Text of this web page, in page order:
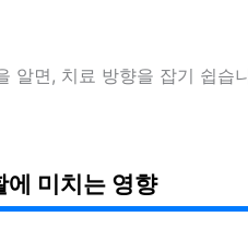
알면, 치료 방향을 잡기 쉽습
에 미치는 영향